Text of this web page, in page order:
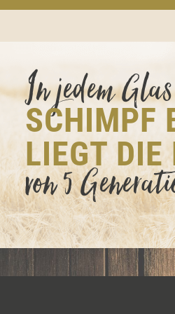
In jedem Glas
SCHIMPF
LIEGT DIE
von 5